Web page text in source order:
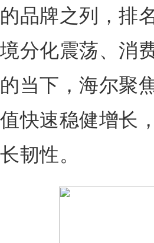
的品牌之列，排
境分化震荡、消
的当下，海尔聚
值快速稳健增长
长韧性。